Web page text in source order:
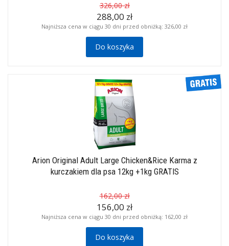
326,00 zł
288,00 zł
Najniższa cena w ciągu 30 dni przed obniżką: 326,00 zł
Do koszyka
Arion Original Adult Large Chicken&Rice Karma z
kurczakiem dla psa 12kg +1kg GRATIS
162,00 zł
156,00 zł
Najniższa cena w ciągu 30 dni przed obniżką: 162,00 zł
Do koszyka